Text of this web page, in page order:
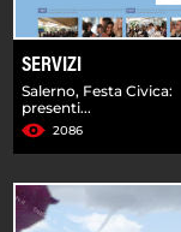
SERVIZI
Salerno, Festa Civica:
presenti...
2086